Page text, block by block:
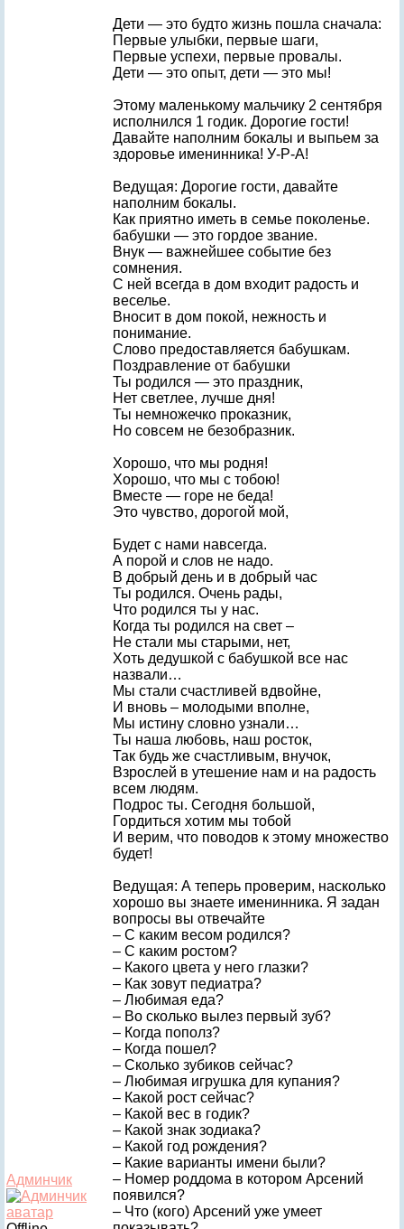
Админчик
Дети — это будто жизнь пошла сначала:
Первые улыбки, первые шаги,
Первые успехи, первые провалы.
Дети — это опыт, дети — это мы!
Этому маленькому мальчику 2 сентября
исполнился 1 годик. Дорогие гости!
Давайте наполним бокалы и выпьем за
здоровье именинника! У-Р-А!
Ведущая: Дорогие гости, давайте
наполним бокалы.
Как приятно иметь в семье поколенье.
бабушки — это гордое звание.
Внук — важнейшее событие без
сомнения.
С ней всегда в дом входит радость и
веселье.
Вносит в дом покой, нежность и
понимание.
Слово предоставляется бабушкам.
Поздравление от бабушки
Ты родился — это праздник,
Нет светлее, лучше дня!
Ты немножечко проказник,
Но совсем не безобразник.
Хорошо, что мы родня!
Хорошо, что мы с тобою!
Вместе — горе не беда!
Это чувство, дорогой мой,
Будет с нами навсегда.
А порой и слов не надо.
В добрый день и в добрый час
Ты родился. Очень рады,
Что родился ты у нас.
Когда ты родился на свет –
Не стали мы старыми, нет,
Хоть дедушкой с бабушкой все нас
назвали…
Мы стали счастливей вдвойне,
И вновь – молодыми вполне,
Мы истину словно узнали…
Ты наша любовь, наш росток,
Так будь же счастливым, внучок,
Взрослей в утешение нам и на радость
всем людям.
Подрос ты. Сегодня большой,
Гордиться хотим мы тобой
И верим, что поводов к этому множество
будет!
Ведущая: А теперь проверим, насколько
хорошо вы знаете именинника. Я задан
вопросы вы отвечайте
– С каким весом родился?
– С каким ростом?
– Какого цвета у него глазки?
– Как зовут педиатра?
– Любимая еда?
– Во сколько вылез первый зуб?
– Когда пополз?
– Когда пошел?
– Сколько зубиков сейчас?
– Любимая игрушка для купания?
– Какой рост сейчас?
– Какой вес в годик?
– Какой знак зодиака?
– Какой год рождения?
– Какие варианты имени были?
– Номер роддома в котором Арсений
появился?
– Что (кого) Арсений уже умеет